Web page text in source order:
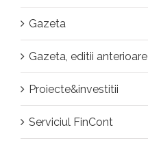
Gazeta
Gazeta, editii anterioare
Proiecte&investitii
Serviciul FinCont